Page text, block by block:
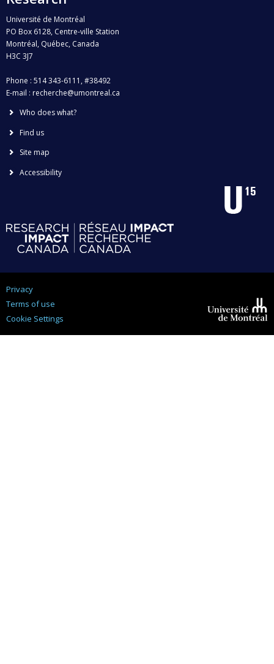
Université de Montréal
PO Box 6128, Centre-ville Station
Montréal, Québec, Canada
H3C 3J7
Phone : 514 343-6111, #38492
E-mail : recherche@umontreal.ca
Who does what?
Find us
Site map
Accessibility
Privacy
Terms of use
Cookie Settings
Montréal